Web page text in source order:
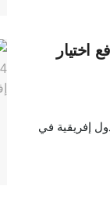
اختيار
إفريقية في